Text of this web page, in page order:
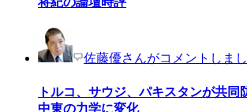
佐藤優さんがコメントしま
トルコ、サウジ、パキスタンが共
中東の力学に変化